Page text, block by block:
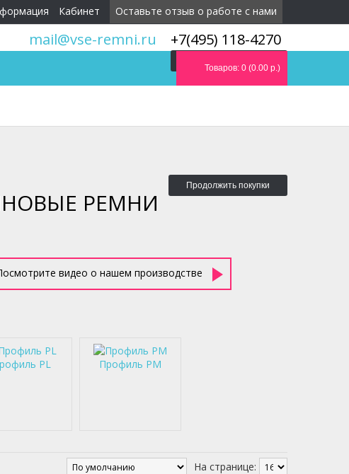
Оставьте отзыв о работе с нами
Кабинет
+7(495) 118-4270
mail@vse-remni.ru
Товаров: 0 (0.00 р.)
Продолжить покупки
РЕМНИ
видео о нашем производстве
PL Профиль PM
На странице: